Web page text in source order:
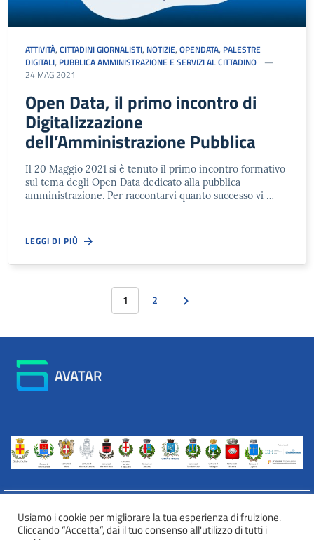
ATTIVITÀ, CITTADINI GIORNALISTI, NOTIZIE, OPENDATA, PALESTRE
DIGITALI, PUBBLICA AMMINISTRAZIONE E SERVIZI AL CITTADINO
24 MAG 2021
Open Data, il primo incontro di
Digitalizzazione
dell’Amministrazione Pubblica
Il 20 Maggio 2021 si è tenuto il primo incontro formativo
sul tema degli Open Data dedicato alla pubblica
amministrazione. Per raccontarvi quanto successo vi …
LEGGI DI PIÙ
1 2
AVATAR
INFORMATIVA WEB PRIVACY E COOKIES
Usiamo i cookie per migliorare la tua esperienza di fruizione.
Cliccando “Accetta”, dai il tuo consenso all'utilizzo di tutti i